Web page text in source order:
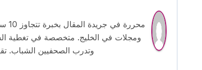
ومجلات في الخليج. متخصصة في تغطية
وتدرب الصحفيين الشباب.